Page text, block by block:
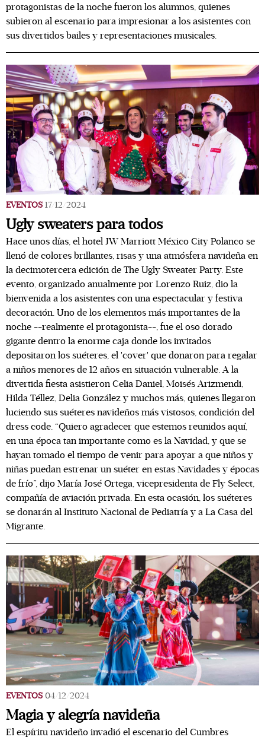
protagonistas de la noche fueron los alumnos, quienes
subieron al escenario para impresionar a los asistentes con
sus divertidos bailes y representaciones musicales.
EVENTOS 17/12/2024
Ugly sweaters para todos
Hace unos días, el hotel JW Marriott México City Polanco se
llenó de colores brillantes, risas y una atmósfera navideña en
la decimotercera edición de The Ugly Sweater Party. Este
evento, organizado anualmente por Lorenzo Ruiz, dio la
bienvenida a los asistentes con una espectacular y festiva
decoración. Uno de los elementos más importantes de la
noche --realmente el protagonista--, fue el oso dorado
gigante dentro la enorme caja donde los invitados
depositaron los suéteres, el 'cover' que donaron para regalar
a niños menores de 12 años en situación vulnerable. A la
divertida fiesta asistieron Celia Daniel, Moisés Arizmendi,
Hilda Téllez, Delia González y muchos más, quienes llegaron
luciendo sus suéteres navideños más vistosos, condición del
dress code. “Quiero agradecer que estemos reunidos aquí,
en una época tan importante como es la Navidad, y que se
hayan tomado el tiempo de venir para apoyar a que niños y
niñas puedan estrenar un suéter en estas Navidades y épocas
de frío”, dijo María José Ortega, vicepresidenta de Fly Select,
compañía de aviación privada. En esta ocasión, los suéteres
se donarán al Instituto Nacional de Pediatría y a La Casa del
Migrante.
EVENTOS 04/12/2024
Magia y alegría navideña
El espíritu navideño invadió el escenario del Cumbres